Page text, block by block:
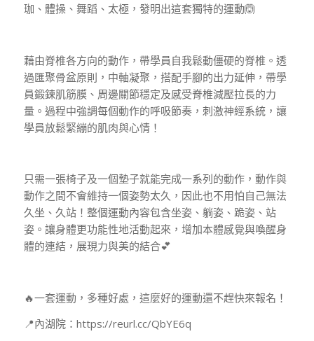
珈、體操、舞蹈、太極，發明出這套獨特的運動🙆
藉由脊椎各方向的動作，帶學員自我鬆動僵硬的脊椎。透
過匯聚骨盆原則，中軸凝聚，搭配手腳的出力延伸，帶學
員鍛鍊肌筋膜、周邊關節穩定及感受脊椎減壓拉長的力
量。過程中強調每個動作的呼吸節奏，刺激神經系統，讓
學員放鬆緊繃的肌肉與心情！
只需一張椅子及一個墊子就能完成一系列的動作，動作與
動作之間不會維持一個姿勢太久，因此也不用怕自己無法
久坐、久站！整個運動內容包含坐姿、躺姿、跪姿、站
姿。讓身體更功能性地活動起來，增加本體感覺與喚醒身
體的連結，展現力與美的結合💕
🔥一套運動，多種好處，這麼好的運動還不趕快來報名！
📍內湖院：https://reurl.cc/QbYE6q